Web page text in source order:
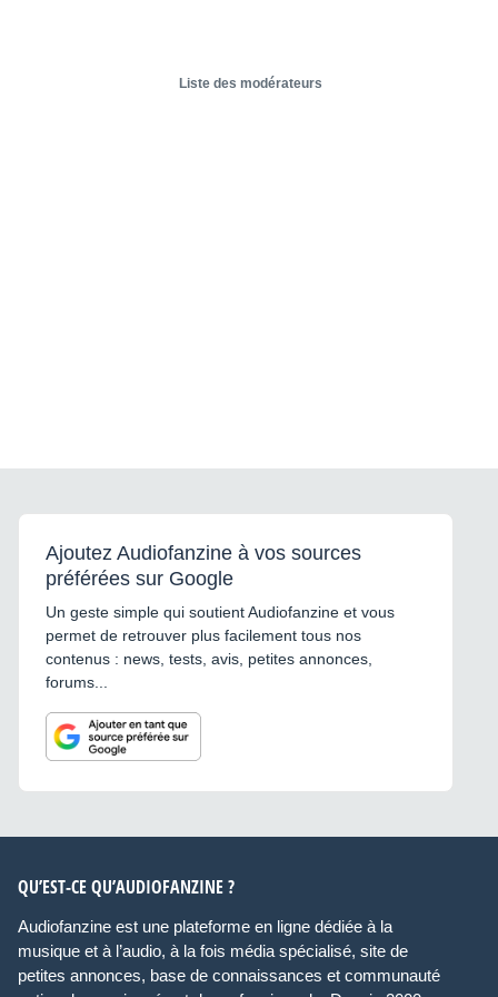
Liste des modérateurs
Ajoutez Audiofanzine à vos sources
préférées sur Google
Un geste simple qui soutient Audiofanzine et vous
permet de retrouver plus facilement tous nos
contenus : news, tests, avis, petites annonces,
forums...
QU’EST-CE QU’AUDIOFANZINE ?
Audiofanzine est une plateforme en ligne dédiée à la
musique et à l’audio, à la fois média spécialisé, site de
petites annonces, base de connaissances et communauté